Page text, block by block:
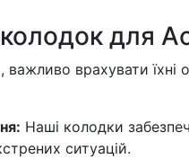
для
врахувати їхні
Наші колодки
ситуацій.